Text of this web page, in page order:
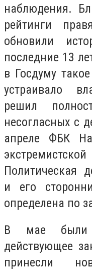
наблюдения.
рейтинги
обновили
последние 13
в Госдуму
устраивало
решил
несогласных с
апреле ФБК
Политическая
и его
определена по
В мае были
действующее
принесли